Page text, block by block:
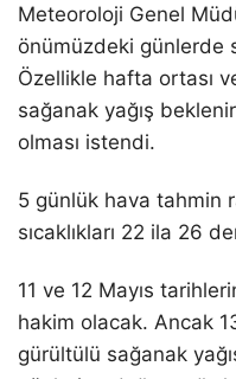
Meteoroloji Genel
önümüzdeki günlerde
Özellikle hafta ortası
sağanak yağış
olması istendi.
5 günlük hava tahmin
sıcaklıkları 22 ila 26
11 ve 12 Mayıs
hakim olacak. Ancak
gürültülü sağanak